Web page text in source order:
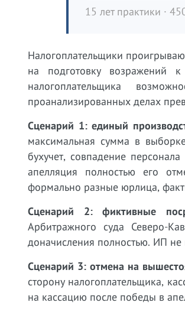
15 лет практики ·
Налогоплательщики
на подготовку возражений
налогоплательщика
проанализированных делах
Сценарий 1: единый
максимальная сумма в
бухучет, совпадение
апелляция полностью его
формально разные юрлица,
Сценарий 2: фиктивные
Арбитражного суда Северо-
доначисления полностью. ИП не
Сценарий 3: отмена на
сторону налогоплательщика,
на кассацию после победы в